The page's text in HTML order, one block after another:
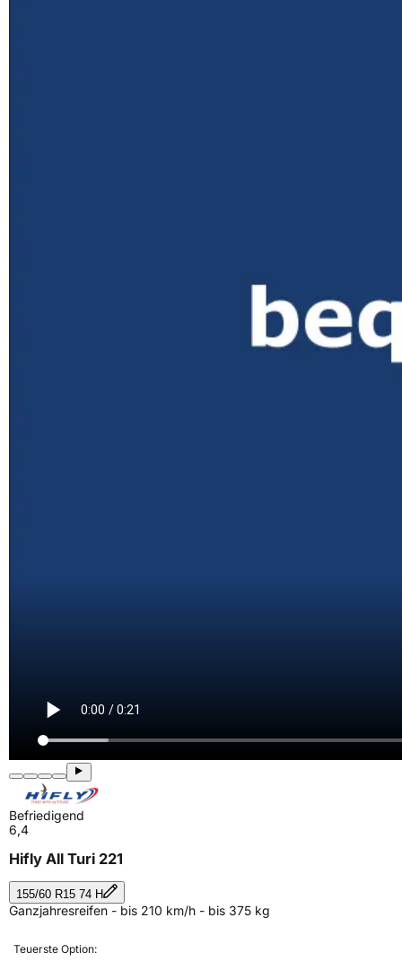
Befriedigend
6,4
Hifly All Turi 221
155/60 R15 74 H
Ganzjahresreifen - bis 210 km/h - bis 375 kg
Teuerste Option: